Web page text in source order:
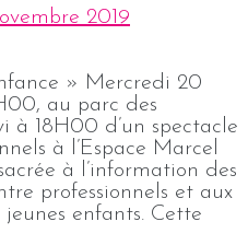
2019
» Mercredi 20
au parc des
à 18H00 d’un spectacle
à l’Espace Marcel
à l’information des
professionnels et aux
enfants. Cette